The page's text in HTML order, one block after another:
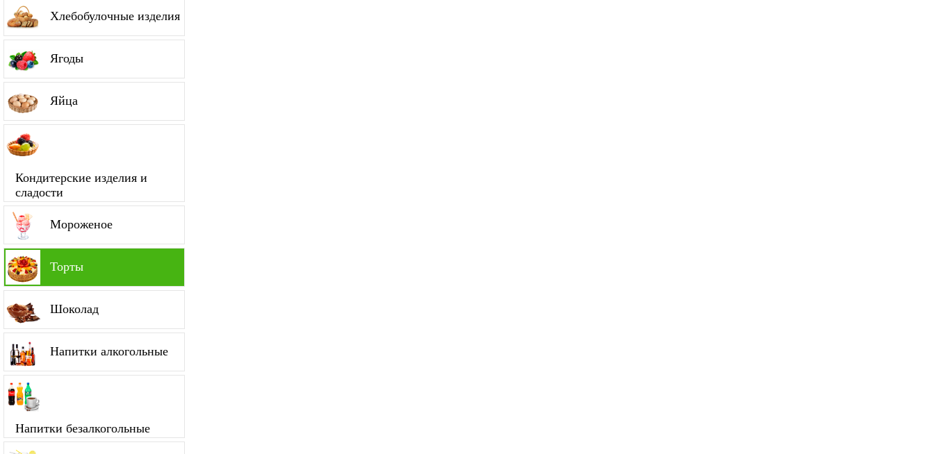
Хлебобулочные изделия
Ягоды
Яйца
Кондитерские изделия и
сладости
Мороженое
Торты
Шоколад
Напитки алкогольные
Напитки безалкогольные